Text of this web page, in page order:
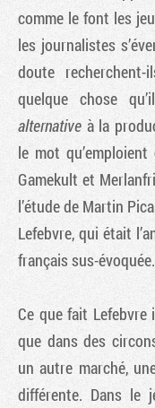
comme le font les
les journalistes
doute
quelque chose
alternative à la
le mot
Gamekult et
l’étude de Martin
Lefebvre, qui était
français sus-évoquée.
Ce que fait Lefebvre
que dans des
un autre marché,
différente. Dans le